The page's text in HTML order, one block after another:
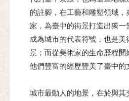
的註腳，在工藝和雕塑領域，
家，為臺中的街景打造出獨一
成為城市的代表符號，也是
景；而從美術家的生命歷程開
他們豐富的經歷豐美了臺中的
城市最動人的地景，在於與其